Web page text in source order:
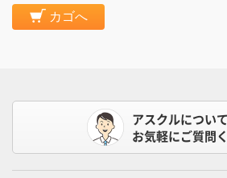
カゴへ
アスクルについて
お気軽にご質問